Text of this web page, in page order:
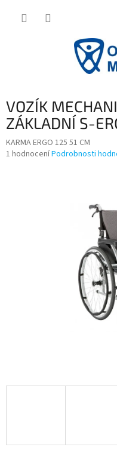
VOZÍK
ZÁKLADNÍ S-
KARMA ERGO 125 51 CM
Průměrné
1 hodnoceníPodrobnosti